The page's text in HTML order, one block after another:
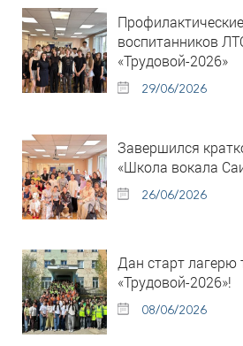
воспитанников
«Трудовой-2026»
29/06/2026
Завершился
«Школа вокала
26/06/2026
Дан старт лагерю
«Трудовой-2026»!
08/06/2026